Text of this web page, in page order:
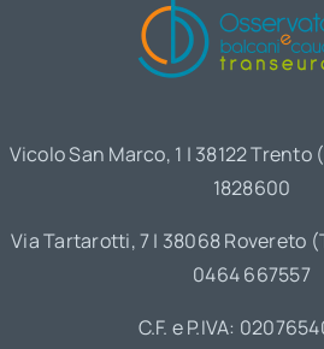
Vicolo San Marco, 1 | 38122 Trento
1828600
Via Tartarotti, 7 | 38068 Rovereto
0464 667557
C.F. e P.IVA: